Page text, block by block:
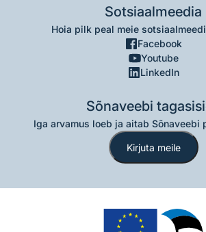
Sotsiaalmeedia
Hoia pilk peal meie
Facebook
Youtube
LinkedIn
Sõnaveebi
Iga arvamus loeb ja aitab Sõnaveebi
Kirjuta meile